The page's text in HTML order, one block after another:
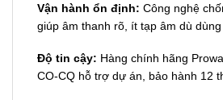
Vận hành ổn định: Công nghệ
giúp âm thanh rõ, ít tạp âm dù
Độ tin cậy: Hàng chính hãng
CO-CQ hỗ trợ dự án, bảo hành 12